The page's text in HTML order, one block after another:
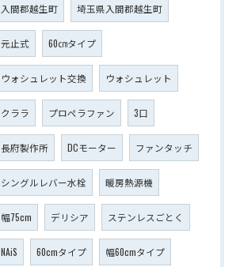
入間郡越生町 埼玉県入間郡越生町
元止式 60㎝タイプ
ウォシュレット交換 ウォシュレット
クララ プロペラファン 3口
長府製作所 DCモーター ファンタッチ
シングルレバー水栓 暖房熱源機
幅75cm デリシア ステンレスごとく
NAiS 60cmタイプ 幅60cmタイプ